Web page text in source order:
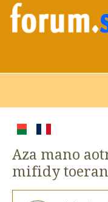
Aza mano
mifidy